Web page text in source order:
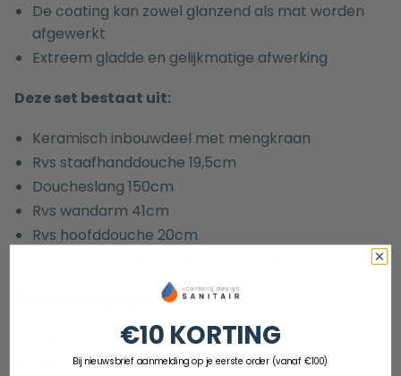
De coating kan zowel glanzend als mat worden
afgewerkt
Extreem gladde en gelijkmatige afwerking
Deze set bestaat uit:
Keramisch inbouwdeel met mengkraan
Rvs staafhanddouche 19,5cm
Doucheslang 150cm
Rvs wandarm 41cm
Rvs hoofddouche 20cm
Technische gegevens:
Artikelnummer: GGRDI31-20
Merk: Guido Gusto
€10 KORTING
Bij nieuwsbrief aanmelding op je eerste order (vanaf €100)